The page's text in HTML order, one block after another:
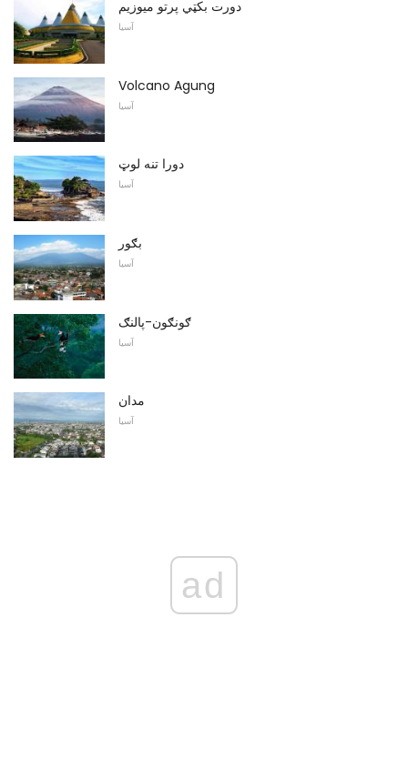
دورت بکټي پرتو ميوزیم
آسیا
Volcano Agung
آسیا
دورا تنه لوټ
آسیا
بګور
آسیا
ګونګون-پالنګ
آسیا
مدان
آسیا
ad